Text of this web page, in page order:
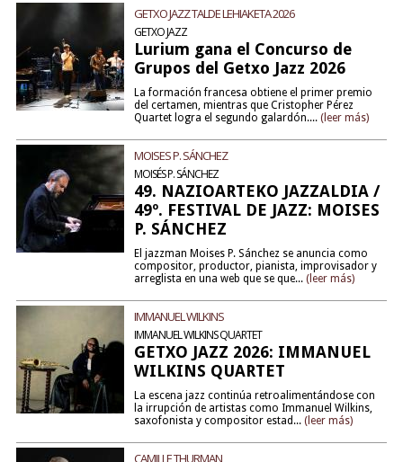
GETXO JAZZ TALDE LEHIAKETA 2026
GETXO JAZZ
Lurium gana el Concurso de
Grupos del Getxo Jazz 2026
La formación francesa obtiene el primer premio
del certamen, mientras que Cristopher Pérez
Quartet logra el segundo galardón.... (leer más)
MOISES P. SÁNCHEZ
MOISÉS P. SÁNCHEZ
49. NAZIOARTEKO JAZZALDIA /
49º. FESTIVAL DE JAZZ: MOISES
P. SÁNCHEZ
El jazzman Moises P. Sánchez se anuncia como
compositor, productor, pianista, improvisador y
arreglista en una web que se que... (leer más)
IMMANUEL WILKINS
IMMANUEL WILKINS QUARTET
GETXO JAZZ 2026: IMMANUEL
WILKINS QUARTET
La escena jazz continúa retroalimentándose con
la irrupción de artistas como Immanuel Wilkins,
saxofonista y compositor estad... (leer más)
CAMILLE THURMAN